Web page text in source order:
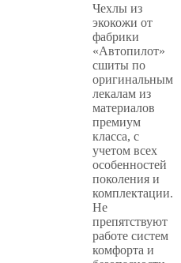
Чехлы из
экокожи от
фабрики
«Автопилот»
сшиты по
оригинальным
лекалам из
материалов
премиум
класса, с
учетом всех
особенностей
поколения и
комплектации.
Не
препятствуют
работе систем
комфорта и